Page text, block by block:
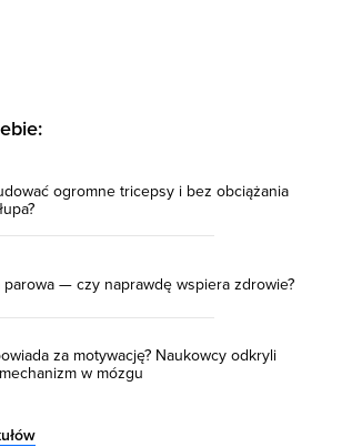
ogromne tricepsy i bez obciążania
parowa — czy naprawdę wspiera zdrowie?
za motywację? Naukowcy odkryli
w mózgu